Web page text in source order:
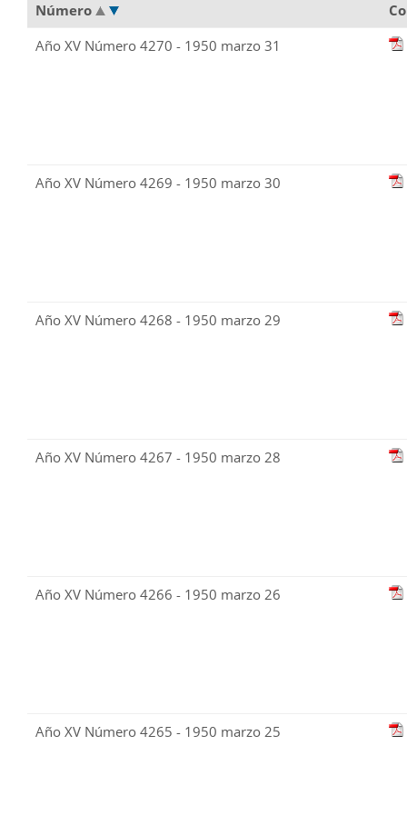
Número
Año XV Número 4270 - 1950 marzo 31
Año XV Número 4269 - 1950 marzo 30
Año XV Número 4268 - 1950 marzo 29
Año XV Número 4267 - 1950 marzo 28
Año XV Número 4266 - 1950 marzo 26
Año XV Número 4265 - 1950 marzo 25